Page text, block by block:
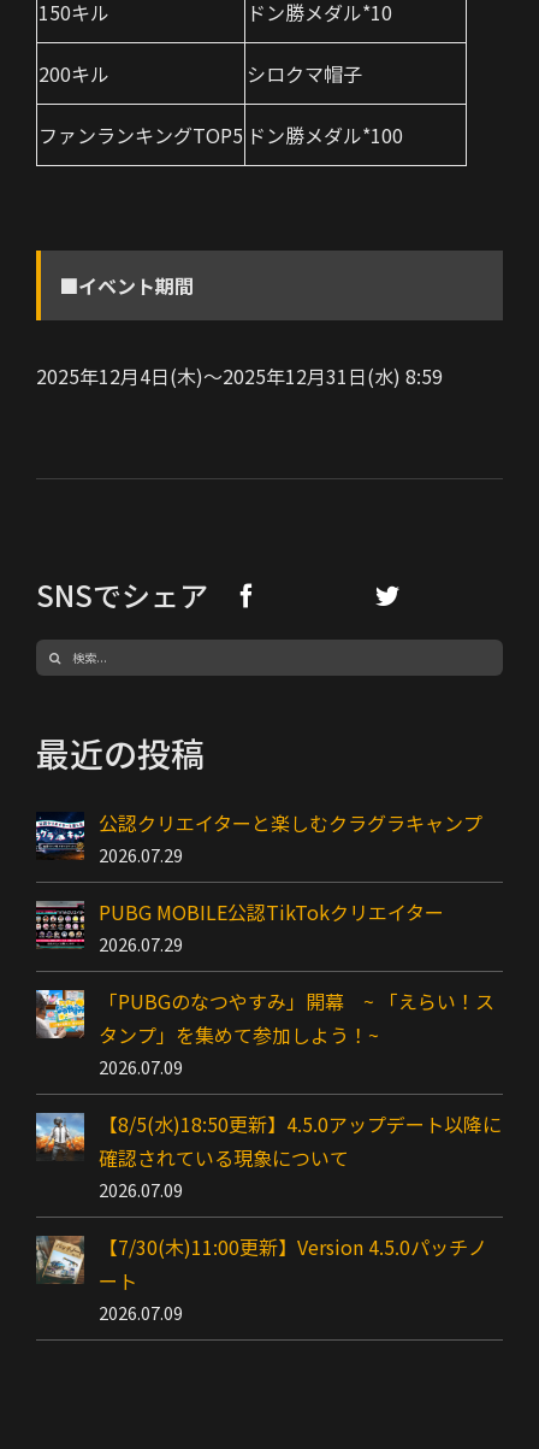
150キル ドン勝メダル*10
200キル シロクマ帽子
ファンランキングTOP5 ドン勝メダル*100
■イベント期間
2025年12月4日(木)～2025年12月31日(水) 8:59
SNSでシェア
検
最近の投稿
公認クリエイターと楽しむクラグラキャンプ
2026.07.29
PUBG MOBILE公認TikTokクリエイター
2026.07.29
「PUBGのなつやすみ」開幕 ~ 「えらい！ス
タンプ」を集めて参加しよう！~
2026.07.09
【8/5(水)18:50更新】4.5.0アップデート以降に
確認されている現象について
2026.07.09
【7/30(木)11:00更新】Version 4.5.0パッチノ
ート
2026.07.09